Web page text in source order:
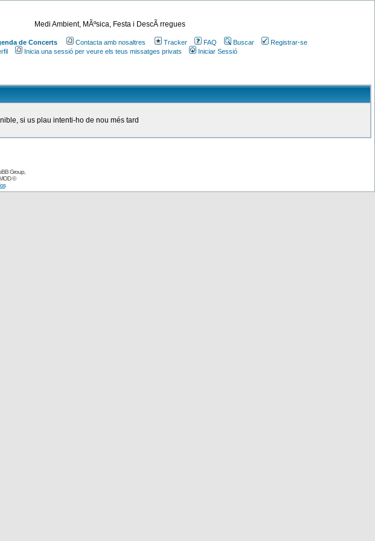
Medi Ambient, MÃºsica, Festa i DescÃ rregues
de Concerts Contacta amb nosaltres Tracker FAQ Buscar
Registrar-se
Inicia una sessió per veure els teus missatges privats Iniciar Sessió
si us plau intenti-ho de nou més tard
Group,
©